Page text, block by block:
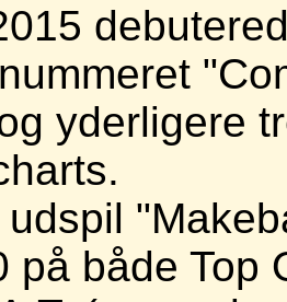
yderligere
på både Top